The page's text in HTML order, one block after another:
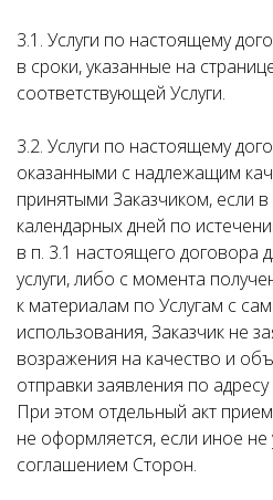
3.1. Услуги по настоящему
в сроки, указанные на
соответствующей Услуги.
3.2. Услуги по настоящему
оказанными с надлежащим
принятыми Заказчиком, если в
календарных дней по
в п. 3.1 настоящего договора
услуги, либо с момента
к материалам по Услугам с
использования, Заказчик не
возражения на качество и
отправки заявления по адресу
При этом отдельный акт
не оформляется, если иное
соглашением Сторон.